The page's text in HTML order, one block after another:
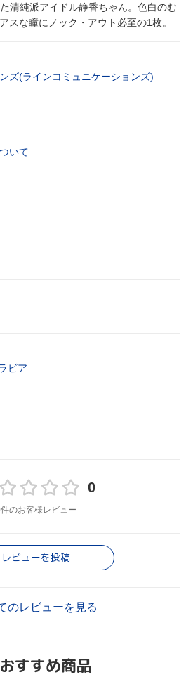
清純派アイドル静香ちゃん。色白のむ
スな瞳にノック・アウト必至の1枚。
ズ(ラインコミュニケーションズ)
いて
ビア
0
のお客様レビュー
レビューを投稿
のレビューを見る
すすめ商品